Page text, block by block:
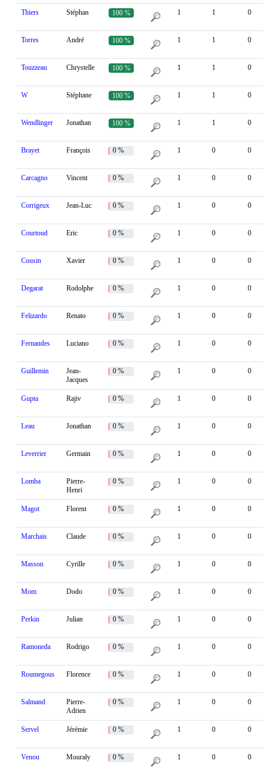
Thiers Stéphan 100 % 1 1 0
Torres André 100 % 1 1 0
Touzzeau Chrystelle 100 % 1 1 0
W Stéphane 100 % 1 1 0
Wendlinger Jonathan 100 % 1 1 0
Brayet François 0 % 1 0 0
Carcagno Vincent 0 % 1 0 0
Corrigeux Jean-Luc 0 % 1 0 0
Courtoud Eric 0 % 1 0 0
Cousin Xavier 0 % 1 0 0
Degarat Rodolphe 0 % 1 0 0
Felizardo Renato 0 % 1 0 0
Fernandes Luciano 0 % 1 0 0
Guillemin
Jean-
Jacques
0 % 1 0 0
Gupta Rajiv 0 % 1 0 0
Leau Jonathan 0 % 1 0 0
Leverrier Germain 0 % 1 0 0
Lomba
Pierre-
Henri
0 % 1 0 0
Magot Florent 0 % 1 0 0
Marchais Claude 0 % 1 0 0
Masson Cyrille 0 % 1 0 0
Mom Dodo 0 % 1 0 0
Perkin Julian 0 % 1 0 0
Ramoneda Rodrigo 0 % 1 0 0
Roumegous Florence 0 % 1 0 0
Salmand
Pierre-
Adrien
0 % 1 0 0
Servel Jérémie 0 % 1 0 0
Venou Mouraly 0 % 1 0 0